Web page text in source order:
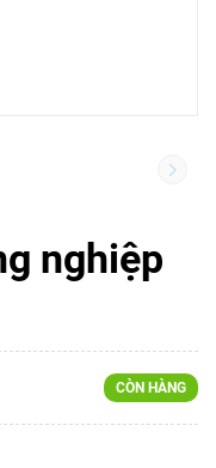
nghiệp
CÒN HÀNG